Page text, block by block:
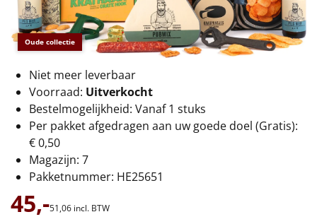
€75 tot €100
€100 en hoger
Alle kerstpakketten 2026
Thema
Origineel
Rituals
Luxe
Oude collectie
Niet meer leverbaar
Voorraad: Uitverkocht
Bestelmogelijkheid: Vanaf 1 stuks
Per pakket afgedragen aan uw goede doel (Gratis):
€ 0,50
Magazijn: 7
Pakketnummer: HE25651
45,-51,06 incl. BTW